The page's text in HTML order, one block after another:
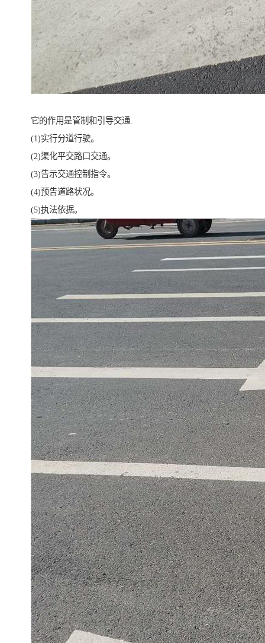
它的作用是管制和引导交通.
(1)实行分道行驶。
(2)渠化平交路口交通。
(3)告示交通控制指令。
(4)预告道路状况。
(5)执法依据。